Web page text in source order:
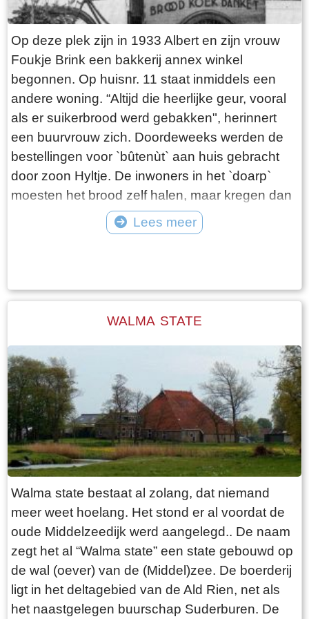
wordt de klok nog geluid ter aankondiging van
de kerkdiensten, bruiloften en begrafenissen.
Elke oudejaarsdag komen dorpsbewoners bij
elkaar rondom de klokkenstoel om beurtelings
hangend aan het touw het oude jaar uit te
luiden. Als je op het juiste tijdstip rond de kerk
wandelt, is de klok op de hele en halve uren te
horen met zijn mooie vérdragende klank.
Op deze plek zijn in 1933 Albert en zijn vrouw
Foukje Brink een bakkerij annex winkel
begonnen. Op huisnr. 11 staat inmiddels een
andere woning. “Altijd die heerlijke geur, vooral
als er suikerbrood werd gebakken", herinnert
een buurvrouw zich. Doordeweeks werden de
bestellingen voor `bûtenùt` aan huis gebracht
door zoon Hyltje. De inwoners in het `doarp`
moesten het brood zelf halen, maar kregen dan
wel als beloning een stuk `koarstekoeke` mee.
Dit was een soort kruidkoek, waar de bakker de
genoemd. De winkel en bakkerij waren het
klaar voor de mensen van het dorp. Zo heeft
Albert Brink zich ook vele jaren ingezet als
voorzitter van Plaatselijk Belang. De bakkerij
was ook een soort `doarpsromte`: met
sinterklaas kon men sjoelen en ballengooien in
de bakkerij. Deze traditie wordt nog steeds
voortgezet, alleen is de plek veranderd. Bakker
Brink kreeg als eerste een telefoon. Als je wilde
bellen kon je daar terecht, of de bakker kwam bij
je langs als er een bericht voor je was. Je wist
toen niet beter, zo was je opgegroeid en het
werkte prima. Het huis bestond uit behalve de
bakkerij, een woonkamer, een woonkeuken,
een slaapkamer en een winkel. De kinderen
Lees meer
WALMA STATE
Walma state bestaat al zolang, dat niemand
meer weet hoelang. Het stond er al voordat de
oude Middelzeedijk werd aangelegd.. De naam
zegt het al “Walma state” een state gebouwd op
de wal (oever) van de (Middel)zee. De boerderij
ligt in het deltagebied van de Ald Rien, net als
het naastgelegen buurschap Suderburen. De